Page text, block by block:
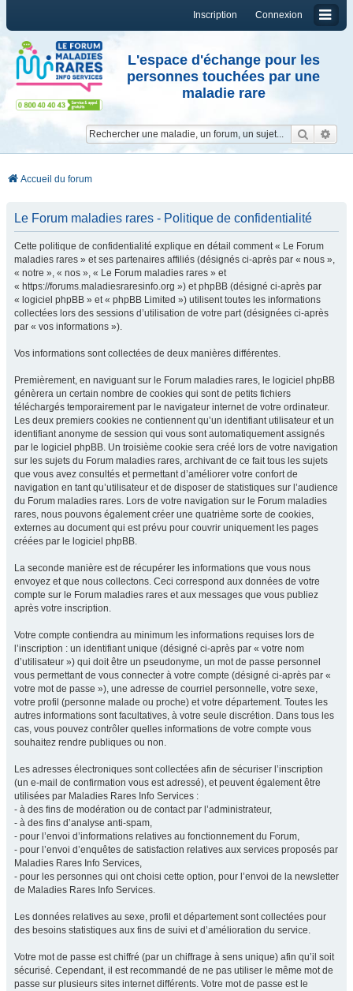
Connexion
Inscription
L'espace d'échange pour les
personnes touchées par une
maladie rare
Accueil du forum
Le Forum maladies rares - Politique de confidentialité
Cette politique de confidentialité explique en détail comment « Le Forum
maladies rares » et ses partenaires affiliés (désignés ci-après par « nous »,
« notre », « nos », « Le Forum maladies rares » et
« https://forums.maladiesraresinfo.org ») et phpBB (désigné ci-après par
« logiciel phpBB » et « phpBB Limited ») utilisent toutes les informations
collectées lors des sessions d’utilisation de votre part (désignées ci-après
par « vos informations »).
Vos informations sont collectées de deux manières différentes.
Premièrement, en naviguant sur le Forum maladies rares, le logiciel phpBB
génèrera un certain nombre de cookies qui sont de petits fichiers
téléchargés temporairement par le navigateur internet de votre ordinateur.
Les deux premiers cookies ne contiennent qu’un identifiant utilisateur et un
identifiant anonyme de session qui vous sont automatiquement assignés
par le logiciel phpBB. Un troisième cookie sera créé lors de votre navigation
sur les sujets du Forum maladies rares, archivant de ce fait tous les sujets
que vous avez consultés et permettant d’améliorer votre confort de
navigation en tant qu’utilisateur et de disposer de statistiques sur l’audience
du Forum maladies rares. Lors de votre navigation sur le Forum maladies
rares, nous pouvons également créer une quatrième sorte de cookies,
externes au document qui est prévu pour couvrir uniquement les pages
créées par le logiciel phpBB.
La seconde manière est de récupérer les informations que vous nous
envoyez et que nous collectons. Ceci correspond aux données de votre
compte sur le Forum maladies rares et aux messages que vous publiez
après votre inscription.
Votre compte contiendra au minimum les informations requises lors de
l’inscription : un identifiant unique (désigné ci-après par « votre nom
d’utilisateur ») qui doit être un pseudonyme, un mot de passe personnel
vous permettant de vous connecter à votre compte (désigné ci-après par «
votre mot de passe »), une adresse de courriel personnelle, votre sexe,
votre profil (personne malade ou proche) et votre département. Toutes les
autres informations sont facultatives, à votre seule discrétion. Dans tous les
cas, vous pouvez contrôler quelles informations de votre compte vous
souhaitez rendre publiques ou non.
Les adresses électroniques sont collectées afin de sécuriser l’inscription
(un e-mail de confirmation vous est adressé), et peuvent également être
utilisées par Maladies Rares Info Services :
- à des fins de modération ou de contact par l’administrateur,
- à des fins d’analyse anti-spam,
- pour l’envoi d’informations relatives au fonctionnement du Forum,
- pour l’envoi d’enquêtes de satisfaction relatives aux services proposés par
Maladies Rares Info Services,
- pour les personnes qui ont choisi cette option, pour l’envoi de la newsletter
de Maladies Rares Info Services.
Les données relatives au sexe, profil et département sont collectées pour
des besoins statistiques aux fins de suivi et d’amélioration du service.
Votre mot de passe est chiffré (par un chiffrage à sens unique) afin qu’il soit
sécurisé. Cependant, il est recommandé de ne pas utiliser le même mot de
passe sur plusieurs sites internet différents. Votre mot de passe est le